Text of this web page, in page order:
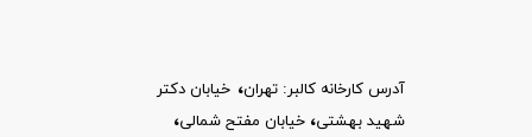
آدرس کارخانه کالبر: تهران، خیابان دکتر
شهید بهشتی، خیابان مفتح شمالی،​​​​​​​